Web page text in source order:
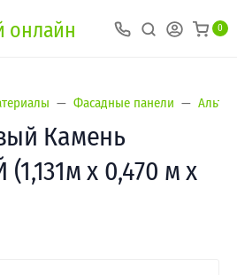
онлайн 0
Фасадные панели
Камень
х 0,470 м х